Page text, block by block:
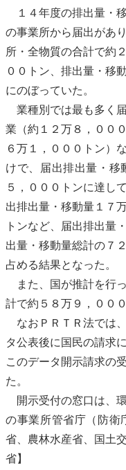
１４年度の排出量・
の事業所から届出があ
所・全物質の合計で約
００トン、排出量・移
にのぼっていた。
業種別では最も多く
業（約１２万８，００
６万１，０００トン）
けで、届出排出量・移
５，０００トンに達し
出排出量・移動量１７
トンなど、届出排出量
出量・移動量総計の７
占める結果となった。
また、国が推計を行
計で約５８万９，００
なおＰＲＴＲ法では
タ公表後に国民の請求
このデータ開示請求の
た。
開示受付の窓口は、
の事業所管省庁（防衛
省、農林水産省、国土
省】